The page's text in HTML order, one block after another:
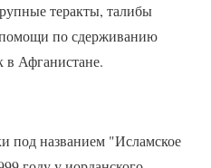
теракты, талибы
помощи по сдерживанию
в Афганистане.
под названием "Исламское